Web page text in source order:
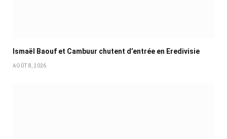
Ismaël Baouf et Cambuur chutent d’entrée en Eredivisie
AOÛT 8, 2026